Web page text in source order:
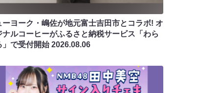
ーヨーク・嶋佐が地元富士吉田市とコラボ! オ
ナルコーヒーがふるさと納税サービス「わら
」で受付開始2026.08.06